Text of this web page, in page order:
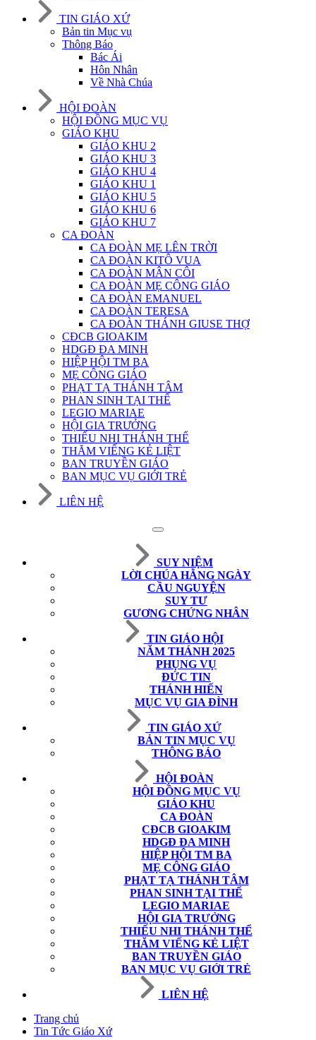
TIN GIÁO XỨ
Bản tin Mục vụ
Thông Báo
Bác Ái
Hôn Nhân
Về Nhà Chúa
HỘI ĐOÀN
HỘI ĐỒNG MỤC VỤ
GIÁO KHU
GIÁO KHU 2
GIÁO KHU 3
GIÁO KHU 4
GIÁO KHU 1
GIÁO KHU 5
GIÁO KHU 6
GIÁO KHU 7
CA ĐOÀN
CA ĐOÀN MẸ LÊN TRỜI
CA ĐOÀN KITÔ VUA
CA ĐOÀN MÂN CÔI
CA ĐOÀN MẸ CÔNG GIÁO
CA ĐOÀN EMANUEL
CA ĐOÀN TERESA
CA ĐOÀN THÁNH GIUSE THỢ
CĐCB GIOAKIM
HDGĐ ĐA MINH
HIỆP HỘI TM BA
MẸ CÔNG GIÁO
PHẠT TẠ THÁNH TÂM
PHAN SINH TẠI THẾ
LEGIO MARIAE
HỘI GIA TRƯỞNG
THIẾU NHI THÁNH THỂ
THĂM VIẾNG KẺ LIỆT
BAN TRUYỀN GIÁO
BAN MỤC VỤ GIỚI TRẺ
LIÊN HỆ
SUY NIỆM
LỜI CHÚA HẰNG NGÀY
CẦU NGUYỆN
SUY TƯ
GƯƠNG CHỨNG NHÂN
TIN GIÁO HỘI
NĂM THÁNH 2025
PHỤNG VỤ
ĐỨC TIN
THÁNH HIẾN
MỤC VỤ GIA ĐÌNH
TIN GIÁO XỨ
BẢN TIN MỤC VỤ
THÔNG BÁO
HỘI ĐOÀN
HỘI ĐỒNG MỤC VỤ
GIÁO KHU
CA ĐOÀN
CĐCB GIOAKIM
HDGĐ ĐA MINH
HIỆP HỘI TM BA
MẸ CÔNG GIÁO
PHẠT TẠ THÁNH TÂM
PHAN SINH TẠI THẾ
LEGIO MARIAE
HỘI GIA TRƯỞNG
THIẾU NHI THÁNH THỂ
THĂM VIẾNG KẺ LIỆT
BAN TRUYỀN GIÁO
BAN MỤC VỤ GIỚI TRẺ
LIÊN HỆ
Trang chủ
Tin Tức Giáo Xứ